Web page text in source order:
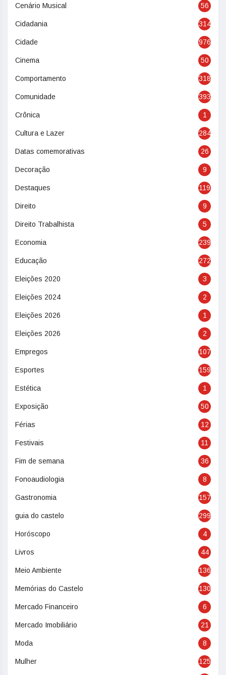
Cenário Musical 56
Cidadania 314
Cidade 976
Cinema 50
Comportamento 318
Comunidade 393
Crônica 1
Cultura e Lazer 284
Datas comemorativas 26
Decoração 9
Destaques 119
Direito 9
Direito Trabalhista 5
Economia 239
Educação 272
Eleições 2020 3
Eleições 2024 2
Eleições 2026 1
Eleições 2026 2
Empregos 107
Esportes 159
Estética 1
Exposição 50
Férias 12
Festivais 11
Fim de semana 36
Fonoaudiologia 8
Gastronomia 157
guia do castelo 299
Horóscopo 4
Livros 44
Meio Ambiente 136
Memórias do Castelo 130
Mercado Financeiro 6
Mercado Imobiliário 21
Moda 8
Mulher 125